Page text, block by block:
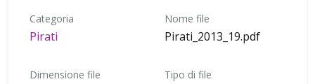
Categoria
Pirati
Nome file
Pirati_2013_19.pdf
Dimensione file Tipo di file